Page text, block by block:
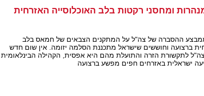
ומחסני רקטות בלב האוכלוסייה האזרחית
ההסברה של צה"ל על המתקנים הצבאים של חמאס בלב
ברצועה וחוששים שישראל מתכננת הסלמה יזומה. אין שום חדש
לתקשורת הזרה והתועלת מהם היא אפסית, הקהילה הבינלאומית
ישראלית באזרחים חפים מפשע ברצועה